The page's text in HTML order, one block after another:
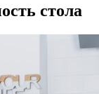
стола